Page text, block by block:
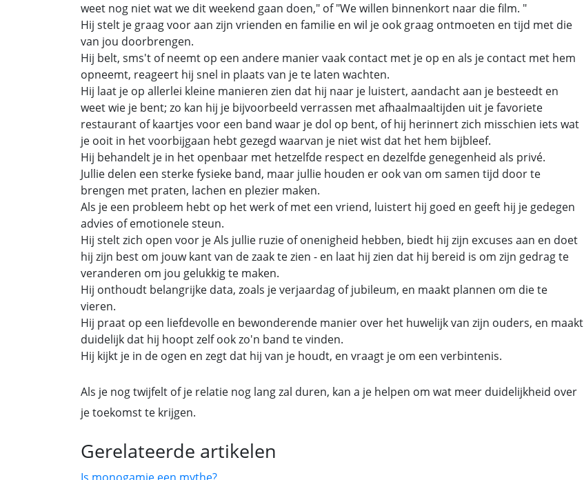
weet nog niet wat we dit weekend gaan doen," of "We willen binnenkort naar die film. "
Hij stelt je graag voor aan zijn vrienden en familie en wil je ook graag ontmoeten en tijd met die
van jou doorbrengen.
Hij belt, sms't of neemt op een andere manier vaak contact met je op en als je contact met hem
opneemt, reageert hij snel in plaats van je te laten wachten.
Hij laat je op allerlei kleine manieren zien dat hij naar je luistert, aandacht aan je besteedt en
weet wie je bent; zo kan hij je bijvoorbeeld verrassen met afhaalmaaltijden uit je favoriete
restaurant of kaartjes voor een band waar je dol op bent, of hij herinnert zich misschien iets wat
je ooit in het voorbijgaan hebt gezegd waarvan je niet wist dat het hem bijbleef.
Hij behandelt je in het openbaar met hetzelfde respect en dezelfde genegenheid als privé.
Jullie delen een sterke fysieke band, maar jullie houden er ook van om samen tijd door te
brengen met praten, lachen en plezier maken.
Als je een probleem hebt op het werk of met een vriend, luistert hij goed en geeft hij je gedegen
advies of emotionele steun.
Hij stelt zich open voor je Als jullie ruzie of onenigheid hebben, biedt hij zijn excuses aan en doet
hij zijn best om jouw kant van de zaak te zien - en laat hij zien dat hij bereid is om zijn gedrag te
veranderen om jou gelukkig te maken.
Hij onthoudt belangrijke data, zoals je verjaardag of jubileum, en maakt plannen om die te
vieren.
Hij praat op een liefdevolle en bewonderende manier over het huwelijk van zijn ouders, en maakt
duidelijk dat hij hoopt zelf ook zo'n band te vinden.
Hij kijkt je in de ogen en zegt dat hij van je houdt, en vraagt je om een verbintenis.
Als je nog twijfelt of je relatie nog lang zal duren, kan a je helpen om wat meer duidelijkheid over
je toekomst te krijgen.
Gerelateerde artikelen